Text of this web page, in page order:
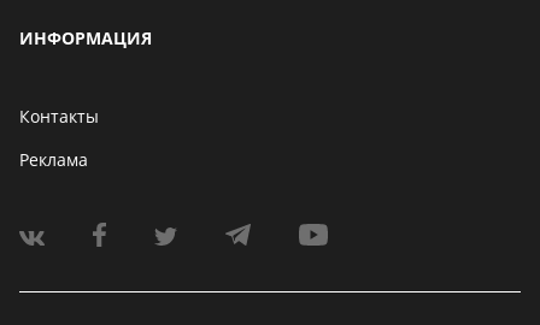
ИНФОРМАЦИЯ
Контакты
Реклама